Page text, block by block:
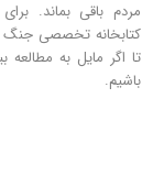
مردم باقی بماند.
کتابخانه تخصصی جنگ
تا اگر مایل به مطالعه
باشیم.